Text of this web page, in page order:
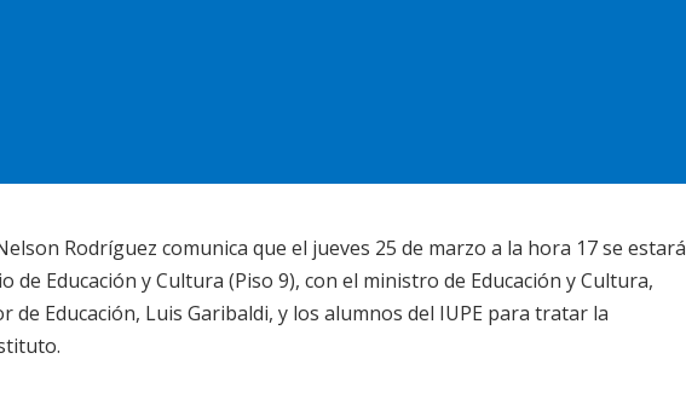
Rodríguez comunica que el jueves 25 de marzo a la hora 17 se estará
de Educación y Cultura (Piso 9), con el ministro de Educación y Cultura,
de Educación, Luis Garibaldi, y los alumnos del IUPE para tratar la